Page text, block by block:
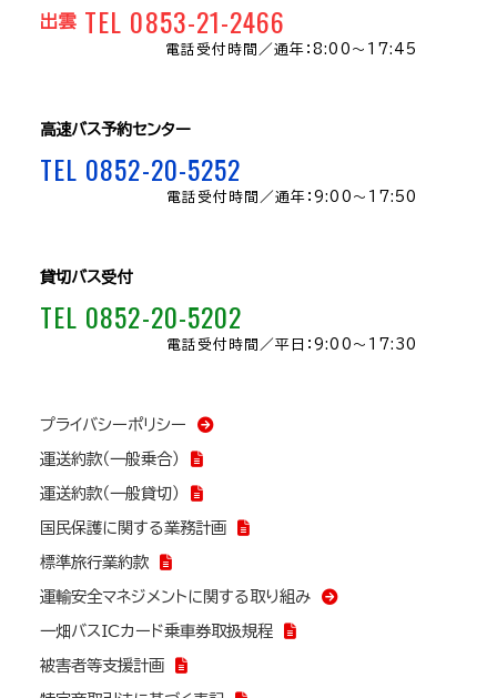
出雲 TEL 0853-21-2466
電話受付時間／通年：8:00〜17:45
高速バス予約センター
TEL 0852-20-5252
電話受付時間／通年：9:00～17:50
貸切バス受付
TEL 0852-20-5202
電話受付時間／平日：9:00～17:30
プライバシーポリシー
運送約款（一般乗合）
運送約款（一般貸切）
国民保護に関する業務計画
標準旅行業約款
運輸安全マネジメントに関する取り組み
一畑バスICカード乗車券取扱規程
被害者等支援計画